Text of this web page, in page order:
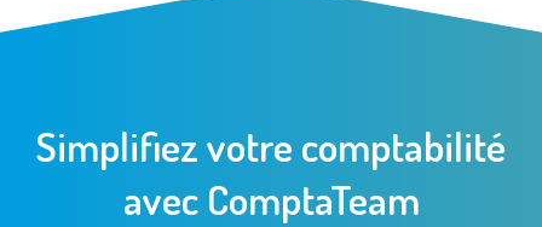
Simplifiez votre comptabilité
avec ComptaTeam